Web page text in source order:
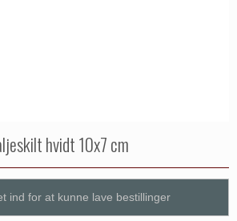
hvidt 10x7 cm
ind for at kunne lave bestillinger